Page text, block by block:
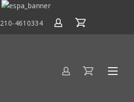
ΕΣΠΑ
2020
210-4610334